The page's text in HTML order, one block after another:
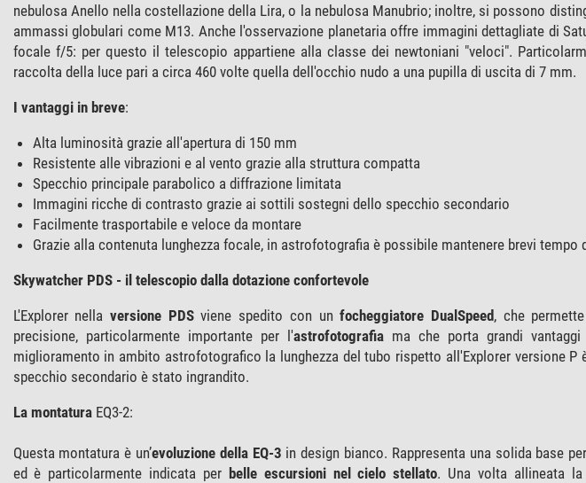
nebulosa Anello nella costellazione della Lira, o la nebulosa Manubrio; inoltre, si possono
ammassi globulari come M13. Anche l'osservazione planetaria offre immagini dettagliate di
focale f/5: per questo il telescopio appartiene alla classe dei newtoniani "veloci".
raccolta della luce pari a circa 460 volte quella dell'occhio nudo a una pupilla di uscita di 7 mm.
I vantaggi in breve:
Alta luminosità grazie all'apertura di 150 mm
Resistente alle vibrazioni e al vento grazie alla struttura compatta
Specchio principale parabolico a diffrazione limitata
Immagini ricche di contrasto grazie ai sottili sostegni dello specchio secondario
Facilmente trasportabile e veloce da montare
Grazie alla contenuta lunghezza focale, in astrofotografia è possibile mantenere brevi tempo
Skywatcher PDS - il telescopio dalla dotazione confortevole
L'Explorer nella versione PDSviene spedito con unfocheggiatore DualSpeed, che
precisione, particolarmente importante per l'astrofotografiama che porta grandi vantaggi
miglioramento in ambito astrofotografico la lunghezza del tubo rispetto all'Explorer versione
specchio secondario è stato ingrandito.
La montaturaEQ3-2:
Questa montatura è un’evoluzione della EQ-3 in design bianco. Rappresenta una solida base
ed è particolarmente indicata per belle escursioni nel cielo stellato. Una volta allineata la